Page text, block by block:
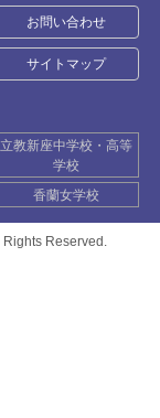
お問い合わせ
サイトマップ
立教新座中学校・高等
学校
香蘭女学校
Rights Reserved.